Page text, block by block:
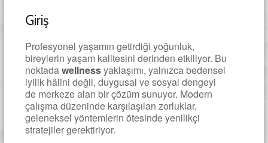
Giriş
Profesyonel yaşamın getirdiği yoğunluk,
bireylerin yaşam kalitesini derinden etkiliyor. Bu
noktadawellnessyaklaşımı, yalnızca bedensel
iyilik hâlini değil, duygusal ve sosyal dengeyi
de merkeze alan bir çözüm sunuyor. Modern
çalışma düzeninde karşılaşılan zorluklar,
geleneksel yöntemlerin ötesinde yenilikçi
stratejiler gerektiriyor.